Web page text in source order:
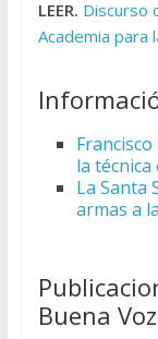
LEER. Discurso
Academia para
la
La Santa
armas a
Buena